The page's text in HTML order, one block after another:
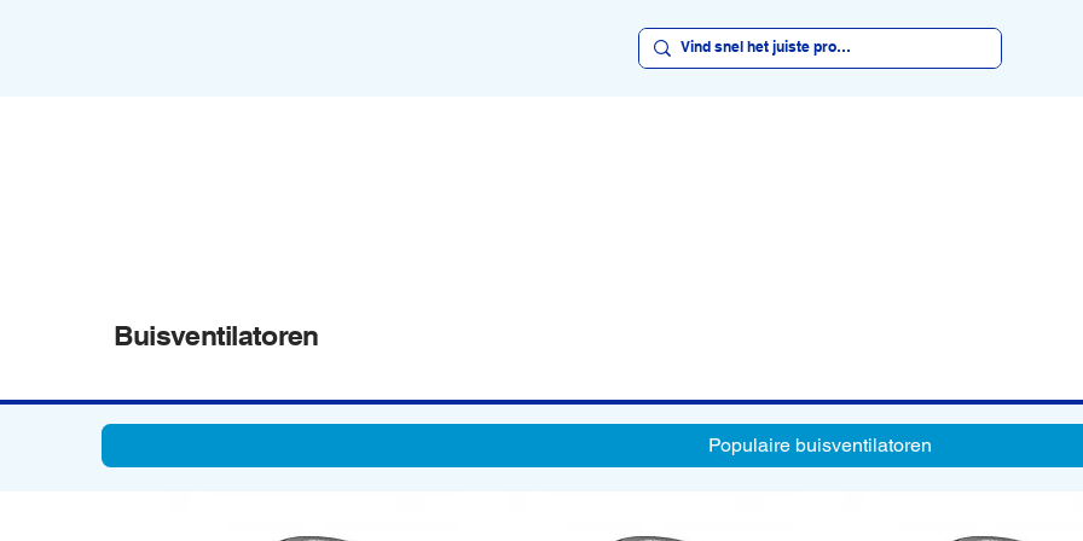
Buisventilatoren
Populaire buisventilatoren